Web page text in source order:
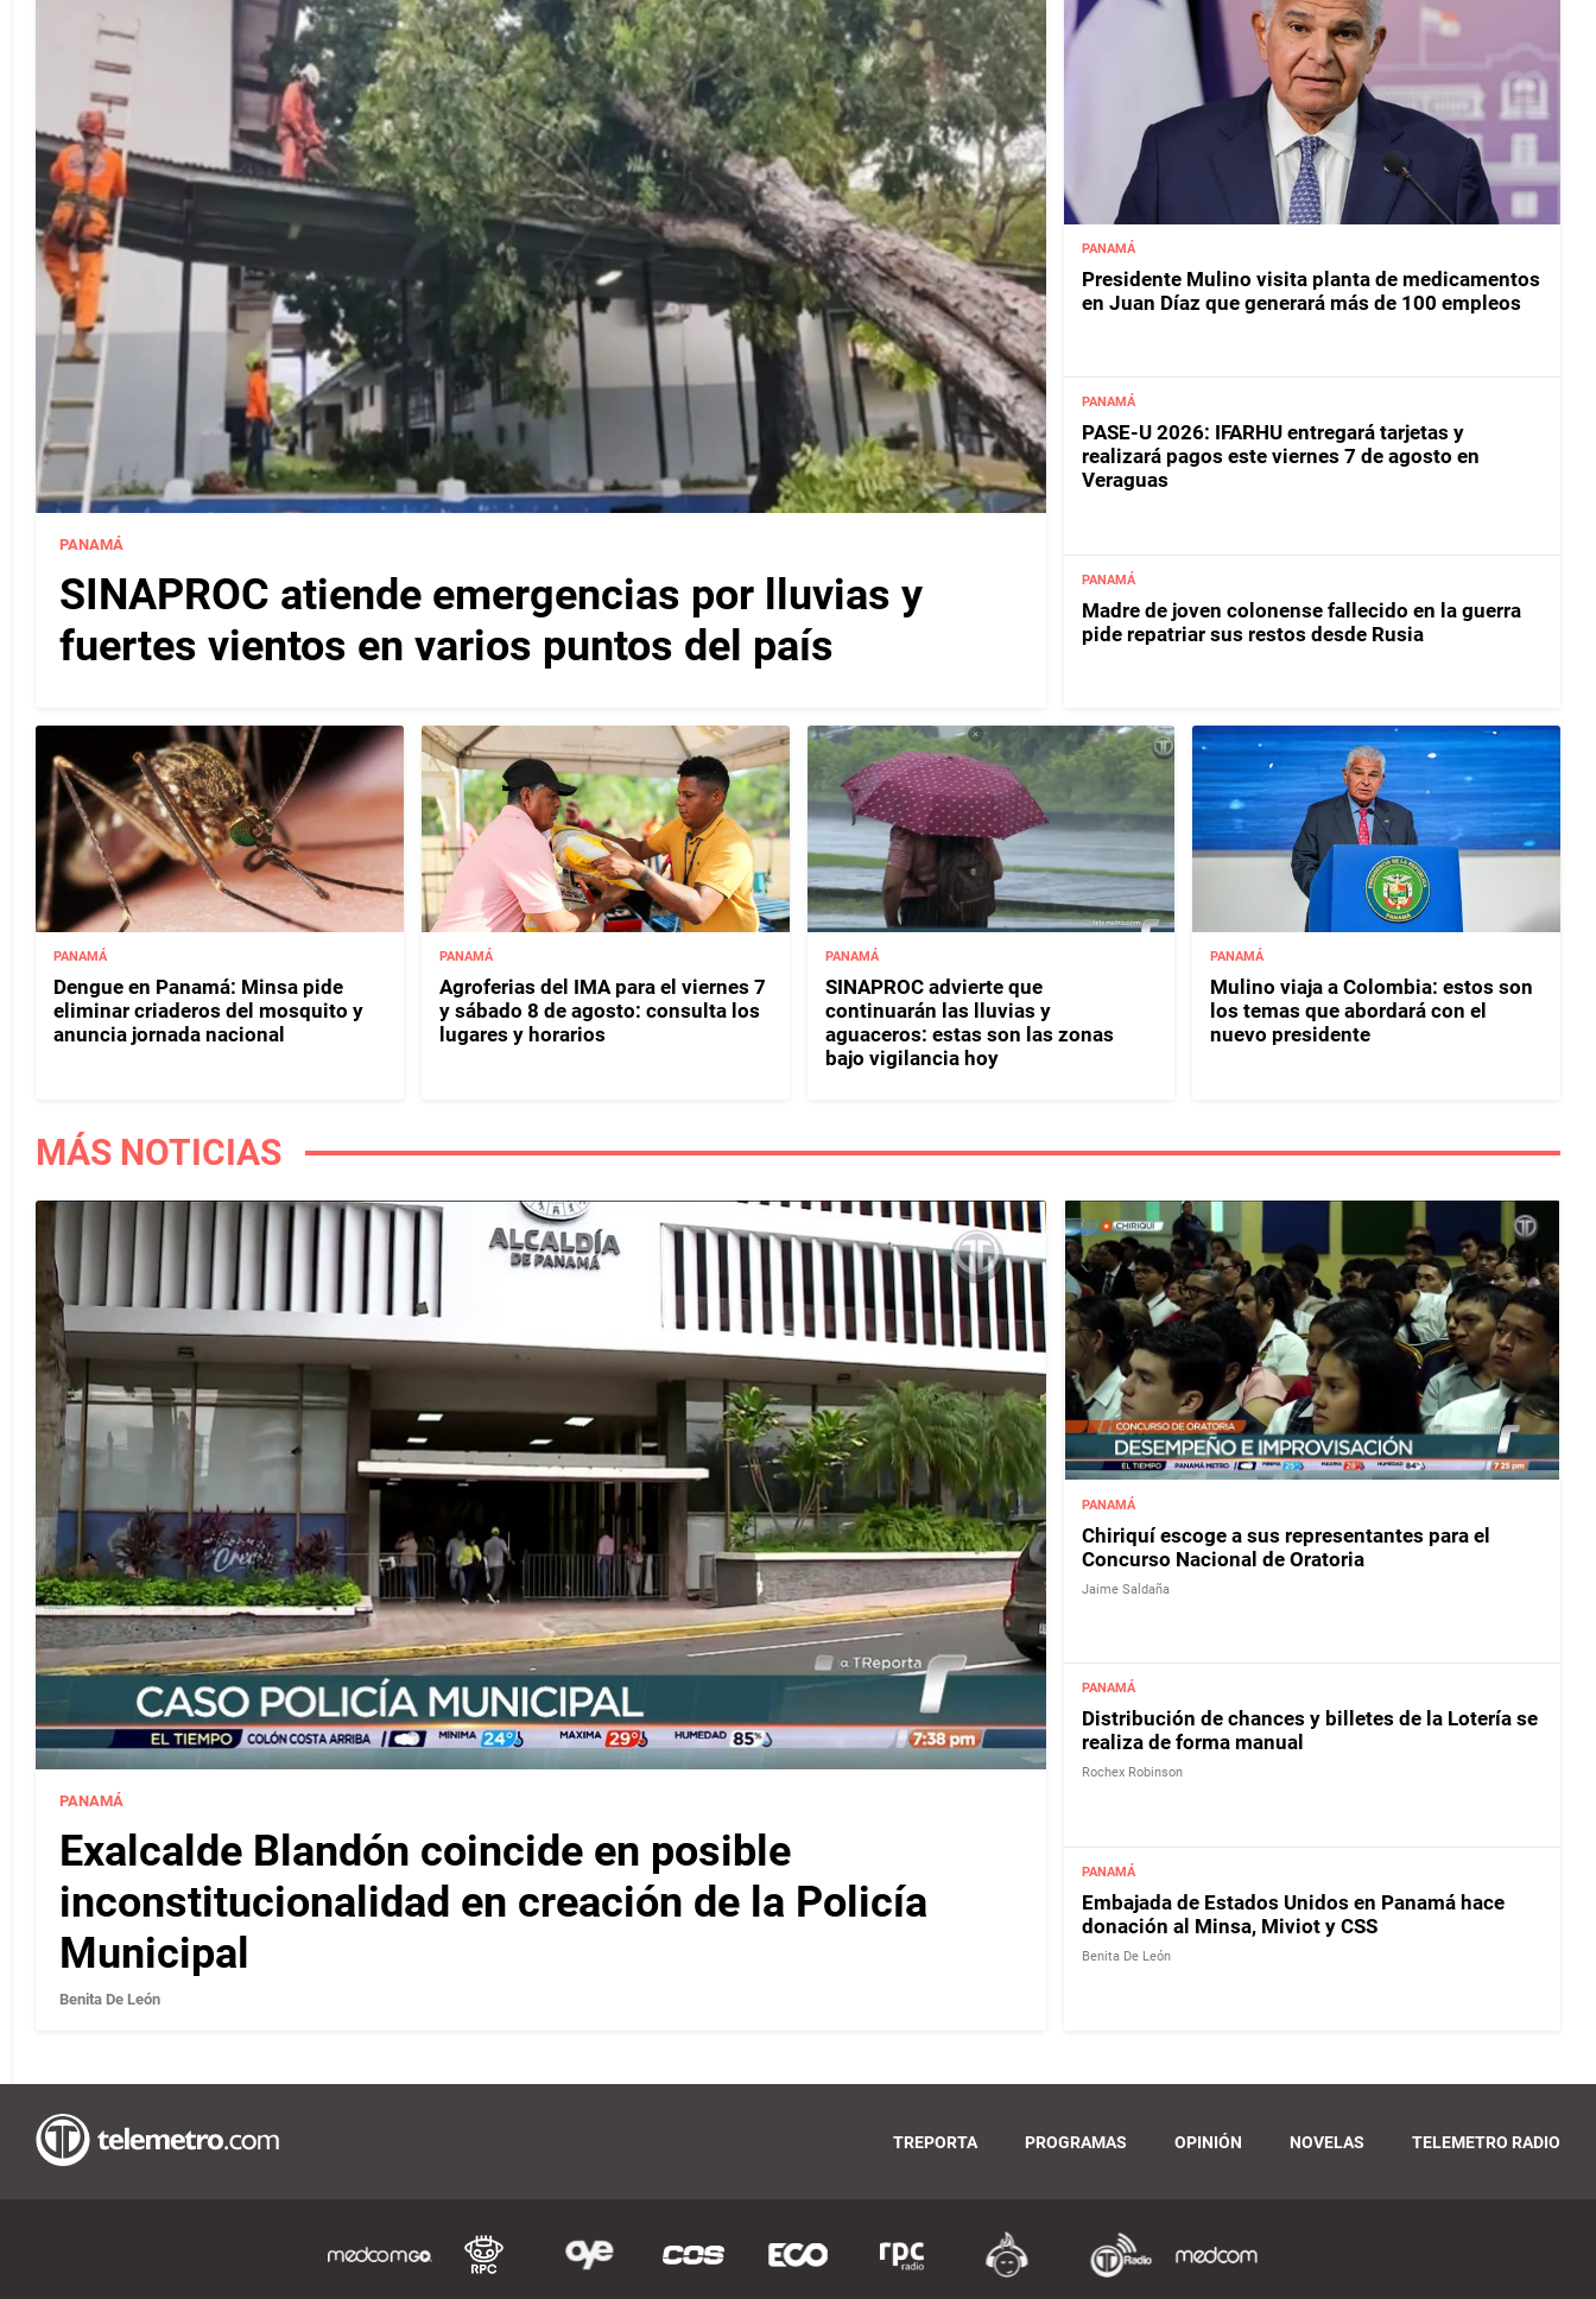
PANAMÁ
SINAPROC atiende emergencias por lluvias y
fuertes vientos en varios puntos del país
PANAMÁ
Presidente Mulino visita planta de medicamentos
en Juan Díaz que generará más de 100 empleos
PANAMÁ
PASE-U 2026: IFARHU entregará tarjetas y
realizará pagos este viernes 7 de agosto en
Veraguas
PANAMÁ
Madre de joven colonense fallecido en la guerra
pide repatriar sus restos desde Rusia
PANAMÁ
Dengue en Panamá: Minsa pide
eliminar criaderos del mosquito y
anuncia jornada nacional
PANAMÁ
Agroferias del IMA para el viernes 7
y sábado 8 de agosto: consulta los
lugares y horarios
PANAMÁ
SINAPROC advierte que
continuarán las lluvias y
aguaceros: estas son las zonas
bajo vigilancia hoy
PANAMÁ
Mulino viaja a Colombia: estos son
los temas que abordará con el
nuevo presidente
MÁS NOTICIAS
PANAMÁ
Exalcalde Blandón coincide en posible
inconstitucionalidad en creación de la Policía
Municipal
Benita De León
PANAMÁ
Chiriquí escoge a sus representantes para el
Concurso Nacional de Oratoria
Jaime Saldaña
PANAMÁ
Distribución de chances y billetes de la Lotería se
realiza de forma manual
Rochex Robinson
PANAMÁ
Embajada de Estados Unidos en Panamá hace
donación al Minsa, Miviot y CSS
Benita De León
TREPORTA PROGRAMAS OPINIÓN NOVELAS TELEMETRO RADIO